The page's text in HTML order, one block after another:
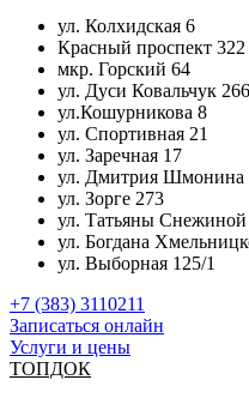
ул. Колхидская 6
Красный проспект 322
мкр. Горский 64
ул. Дуси Ковальчук 266
ул.Кошурникова 8
ул. Спортивная 21
ул. Заречная 17
ул. Дмитрия Шмонина
ул. Зорге 273
ул. Татьяны Снежиной
ул. Богдана
ул. Выборная 125/1
+7 (383) 3110211
Записаться онлайн
Услуги и цены
ТОПДОК